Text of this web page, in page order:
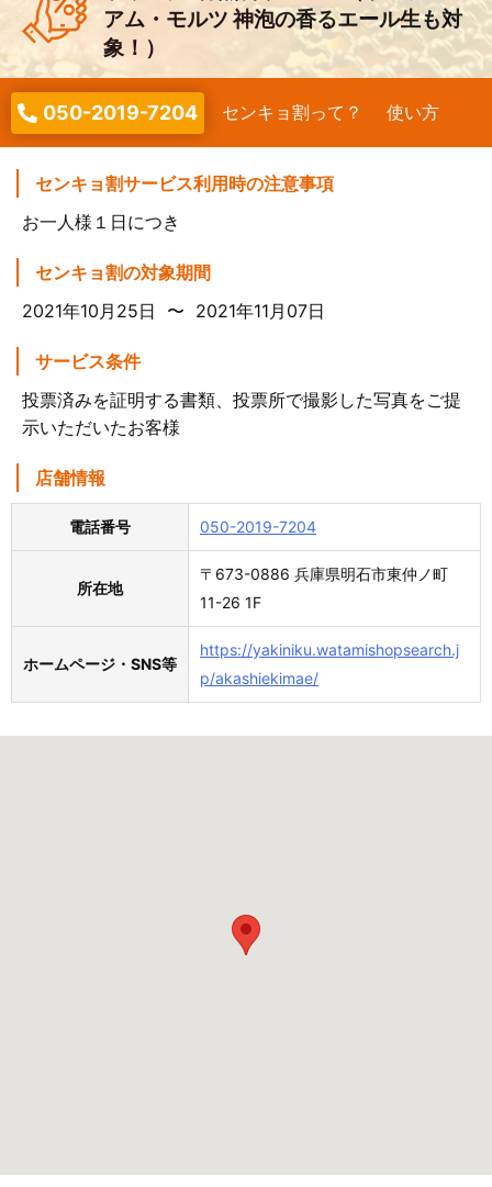
アム・モルツ 神泡の香るエール生も対
象！）
050-2019-7204 センキョ割って？ 使い方
センキョ割サービス利用時の注意事項
お一人様１日につき
センキョ割の対象期間
2021年10月25日 〜 2021年11月07日
サービス条件
投票済みを証明する書類、投票所で撮影した写真をご提
示いただいたお客様
店舗情報
電話番号 050-2019-7204
所在地
〒673-0886 兵庫県明石市東仲ノ町
11-26 1F
ホームページ・SNS等
https://yakiniku.watamishopsearch.j
p/akashiekimae/